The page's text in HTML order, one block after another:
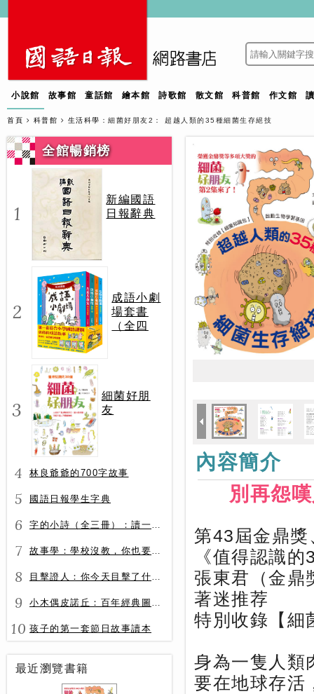
小說館 故事館 童話館 繪本館 詩歌館 散文館 科普館 作文館
首頁 科普館 生活科學 ：細菌好朋友2： 超越人類的35種細菌生存絕技
全館暢銷榜
1
新編國語
日報辭典
2
成語小劇
場套書
（全四
3
細菌好朋
友
4 林良爺爺的700字故事
5 國語日報學生字典
6 字的小詩（全三冊）：讀一首詩，交一個字朋友（字字小宇宙+字字看心情+字字有意思）
7 故事學：學校沒教，你也要會的表達力
8 目擊證人：你今天目擊了什麼？
9 小木偶皮諾丘：百年經典圖文全譯版
10 孩子的第一套節日故事讀本
最近瀏覽書籍
內容簡介
別再怨
第43屆金鼎
《值得認識
張東君（金鼎
著迷推荐
特別收錄【細
身為一隻人類
要在地球存活